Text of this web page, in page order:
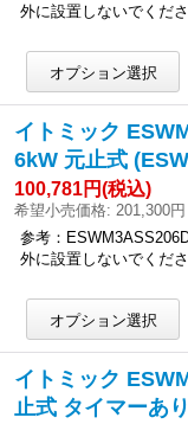
外に設置しないでくだ
イトミック
6kW 元止式
100,781円(税込)
希望小売価格: 201,300円
参考：
外に設置しないでくだ
イトミック
止式 タイマーあ